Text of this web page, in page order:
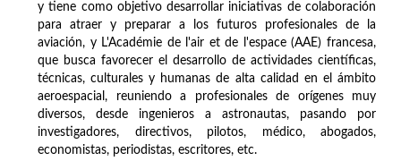
y tiene como objetivo desarrollar iniciativas de colaboración
para atraer y preparar a los futuros profesionales de la
aviación, y L'Académie de l'air et de l'espace (AAE) francesa,
que busca favorecer el desarrollo de actividades científicas,
técnicas, culturales y humanas de alta calidad en el ámbito
aeroespacial, reuniendo a profesionales de orígenes muy
diversos, desde ingenieros a astronautas, pasando por
investigadores, directivos, pilotos, médico, abogados,
economistas, periodistas, escritores, etc.